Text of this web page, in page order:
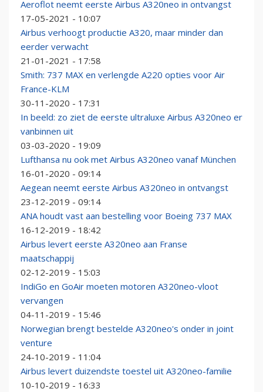
Aeroflot neemt eerste Airbus A320neo in ontvangst
17-05-2021 - 10:07
Airbus verhoogt productie A320, maar minder dan
eerder verwacht
21-01-2021 - 17:58
Smith: 737 MAX en verlengde A220 opties voor Air
France-KLM
30-11-2020 - 17:31
In beeld: zo ziet de eerste ultraluxe Airbus A320neo er
vanbinnen uit
03-03-2020 - 19:09
Lufthansa nu ook met Airbus A320neo vanaf München
16-01-2020 - 09:14
Aegean neemt eerste Airbus A320neo in ontvangst
23-12-2019 - 09:14
ANA houdt vast aan bestelling voor Boeing 737 MAX
16-12-2019 - 18:42
Airbus levert eerste A320neo aan Franse
maatschappij
02-12-2019 - 15:03
IndiGo en GoAir moeten motoren A320neo-vloot
vervangen
04-11-2019 - 15:46
Norwegian brengt bestelde A320neo's onder in joint
venture
24-10-2019 - 11:04
Airbus levert duizendste toestel uit A320neo-familie
10-10-2019 - 16:33